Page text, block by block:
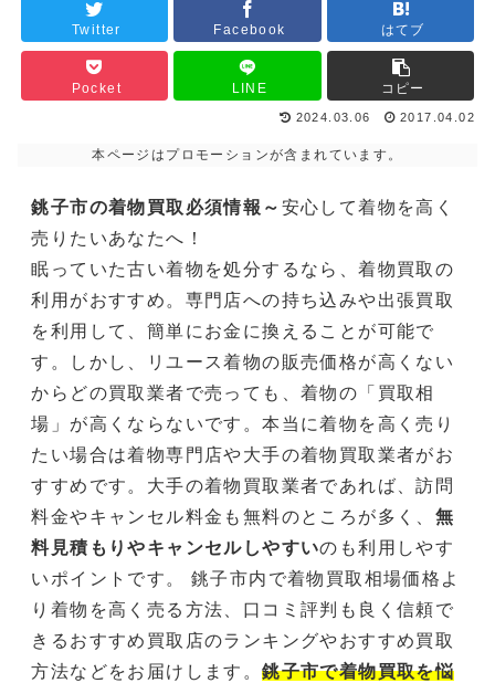
Twitter Facebook はてブ
Pocket LINE コピー
2024.03.06 2017.04.02
本ページはプロモーションが含まれています。
銚子市の着物買取必須情報～ 安心して着物を高く
売りたいあなたへ！
眠っていた古い着物を処分するなら、着物買取の
利用がおすすめ。専門店への持ち込みや出張買取
を利用して、簡単にお金に換えることが可能で
す。しかし、リユース着物の販売価格が高くない
からどの買取業者で売っても、着物の「買取相
場」が高くならないです。本当に着物を高く売り
たい場合は着物専門店や大手の着物買取業者がお
すすめです。大手の着物買取業者であれば、訪問
料金やキャンセル料金も無料のところが多く、 無
料見積もりやキャンセルしやすいのも利用しやす
いポイントです。 銚子市内で着物買取相場価格よ
り着物を高く売る方法、口コミ評判も良く信頼で
きるおすすめ買取店のランキングやおすすめ買取
方法などをお届けします。銚子市で着物買取を悩